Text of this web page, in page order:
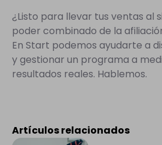
¿Listo para llevar tus ventas al
poder combinado de la
En Start podemos ayudarte a
y gestionar un programa a
resultados reales. Hablemos.
Artículos relacionados